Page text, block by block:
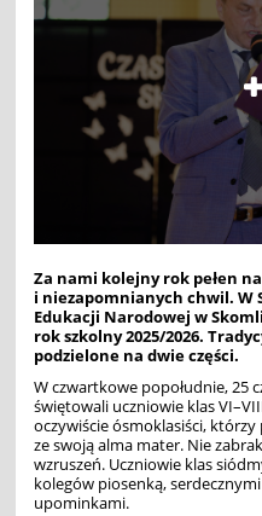
Za nami kolejny rok pełen
i niezapomnianych chwil. W
Edukacji Narodowej w
rok szkolny 2025/2026.
podzielone na dwie części.
W czwartkowe popołudnie, 25
świętowali uczniowie klas
oczywiście ósmoklasiści,
ze swoją alma mater. Nie
wzruszeń. Uczniowie klas
kolegów piosenką,
upominkami.